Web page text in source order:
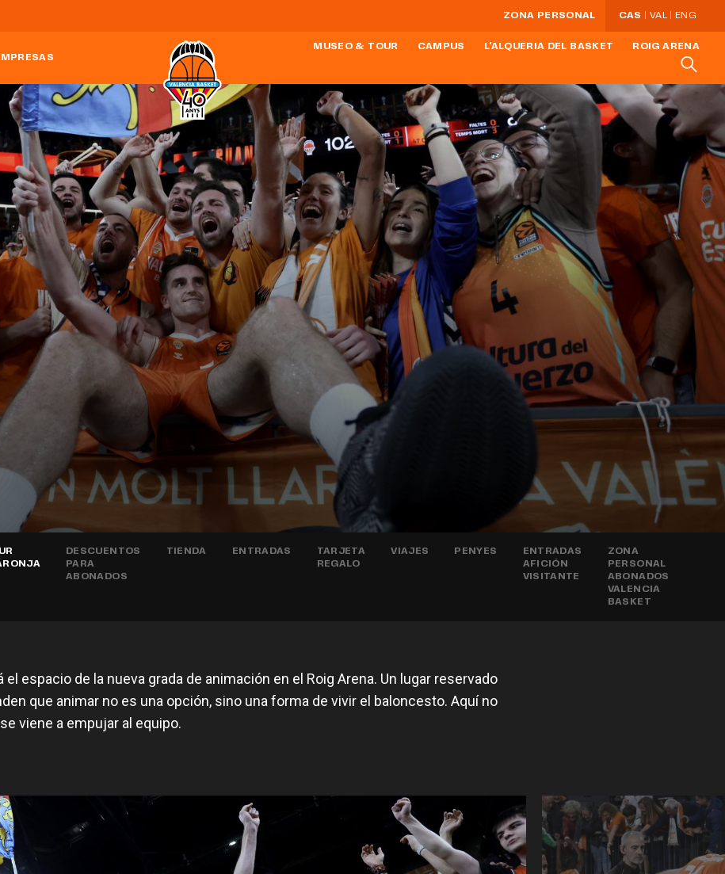
ZONA PERSONAL CAS VAL ENG
MUSEO & TOUR CAMPUS L'ALQUERIA DEL BASKET ROIG ARENA
DESCUENTOS
PARA
ABONADOS
TIENDA ENTRADAS
TARJETA
REGALO
VIAJES PENYES
ENTRADAS
AFICIÓN
VISITANTE
ZONA
PERSONAL
ABONADOS
VALENCIA
BASKET
el espacio de la nueva grada de animación en el Roig Arena. Un lugar reservado
que animar no es una opción, sino una forma de vivir el baloncesto. Aquí no
viene a empujar al equipo.